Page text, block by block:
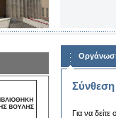
Για να δείτε